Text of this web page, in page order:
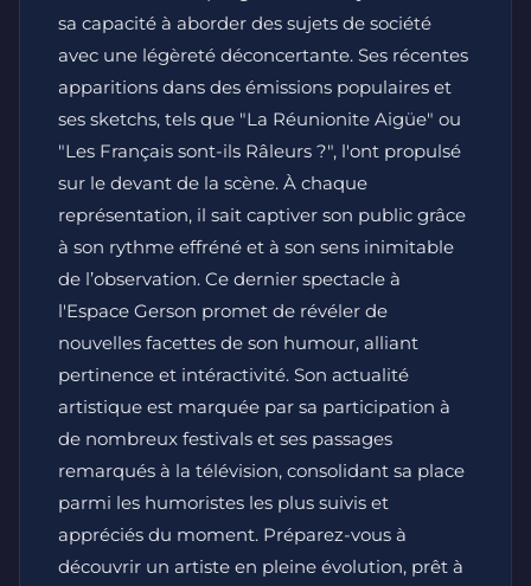
sa capacité à aborder des sujets de société
avec une légèreté déconcertante. Ses récentes
apparitions dans des émissions populaires et
ses sketchs, tels que "La Réunionite Aigüe" ou
"Les Français sont-ils Râleurs ?", l'ont propulsé
sur le devant de la scène. À chaque
représentation, il sait captiver son public grâce
à son rythme effréné et à son sens inimitable
de l’observation. Ce dernier spectacle à
l'Espace Gerson promet de révéler de
nouvelles facettes de son humour, alliant
pertinence et intéractivité. Son actualité
artistique est marquée par sa participation à
de nombreux festivals et ses passages
remarqués à la télévision, consolidant sa place
parmi les humoristes les plus suivis et
appréciés du moment. Préparez-vous à
découvrir un artiste en pleine évolution, prêt à